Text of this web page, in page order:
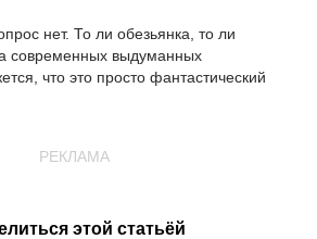
нет. То ли обезьянка, то ли
современных выдуманных
что это просто фантастический
РЕКЛАМА
этой статьёй